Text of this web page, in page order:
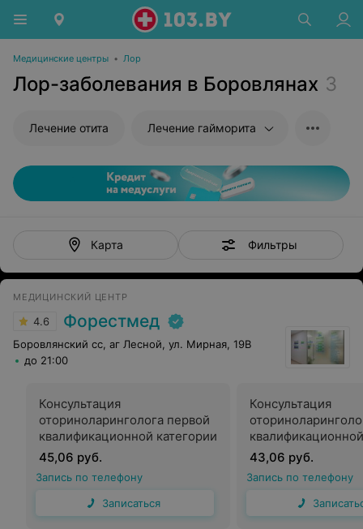
Медицинские центры • Лор
Лор-заболевания в Боровлянах 3
Лечение отита Лечение гайморита
Карта Фильтры
МЕДИЦИНСКИЙ ЦЕНТР
4.6 Форестмед
Боровлянский сс, аг Лесной, ул. Мирная, 19В
до 21:00
Консультация
оториноларинголога первой
квалификационной категории
45,06 руб.
Запись по телефону
Записаться
Консультация
43,06 руб.
Запись по телефону